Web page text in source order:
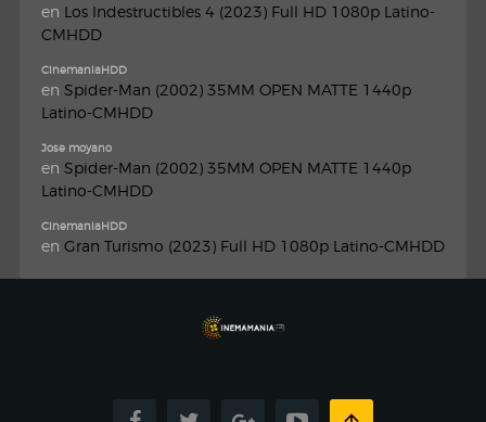
en Los Indestructibles 4 (2023) Full HD 1080p Latino-
CMHDD
CinemaniaHDD
en Spider-Man (2002) 35MM OPEN MATTE 1440p
Latino-CMHDD
Jose moyano
en Spider-Man (2002) 35MM OPEN MATTE 1440p
Latino-CMHDD
CinemaniaHDD
en Gran Turismo (2023) Full HD 1080p Latino-CMHDD